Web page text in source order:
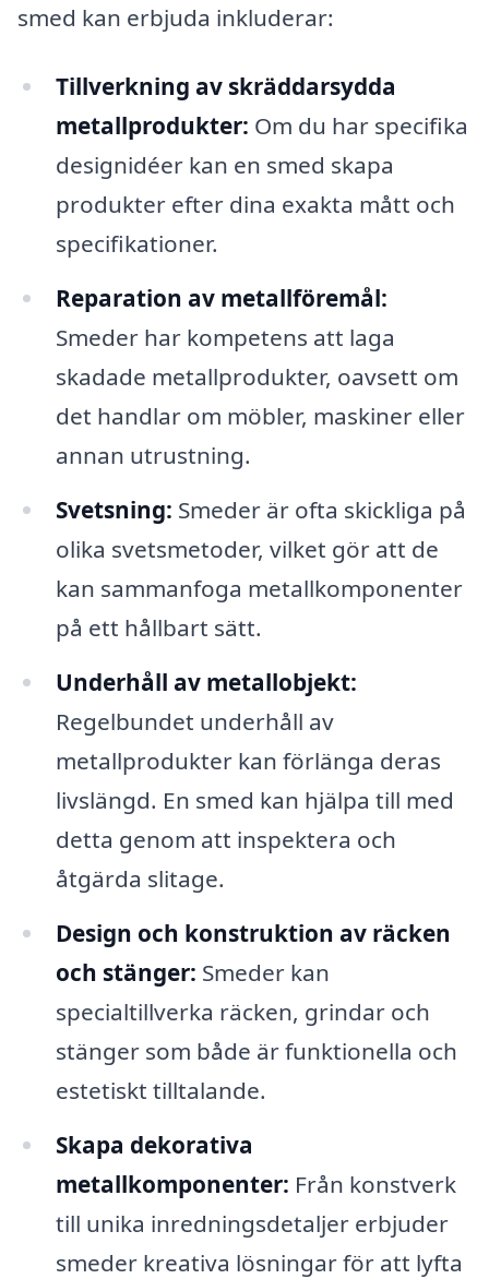
smed kan erbjuda inkluderar:
Tillverkning av skräddarsydda
metallprodukter: Om du har specifika
designidéer kan en smed skapa
produkter efter dina exakta mått och
specifikationer.
Reparation av metallföremål:
Smeder har kompetens att laga
skadade metallprodukter, oavsett om
det handlar om möbler, maskiner eller
annan utrustning.
Svetsning: Smeder är ofta skickliga på
olika svetsmetoder, vilket gör att de
kan sammanfoga metallkomponenter
på ett hållbart sätt.
Underhåll av metallobjekt:
Regelbundet underhåll av
metallprodukter kan förlänga deras
livslängd. En smed kan hjälpa till med
detta genom att inspektera och
åtgärda slitage.
Design och konstruktion av räcken
och stänger: Smeder kan
specialtillverka räcken, grindar och
stänger som både är funktionella och
estetiskt tilltalande.
Skapa dekorativa
metallkomponenter: Från konstverk
till unika inredningsdetaljer erbjuder
smeder kreativa lösningar för att lyfta